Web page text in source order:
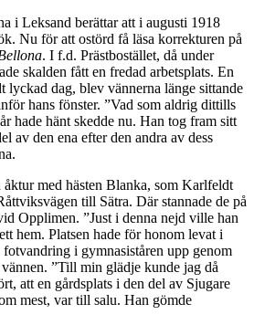
i Leksand berättar att i augusti 1918
Nu för att ostörd få läsa korrekturen på
. I f.d. Prästbostället, då under
skalden fått en fredad arbetsplats. En
dag, blev vännerna länge sittande
hans fönster. ”Vad som aldrig dittills
hade hänt skedde nu. Han tog fram sitt
av den ena efter den andra av dess
åktur med hästen Blanka, som Karlfeldt
till Sätra. Där stannade de på
Opplimen. ”Just i denna nejd ville han
hem. Platsen hade för honom levat i
fotvandring i gymnasiståren upp genom
”Till min glädje kunde jag då
att en gårdsplats i den del av Sjugare
mest, var till salu. Han gömde